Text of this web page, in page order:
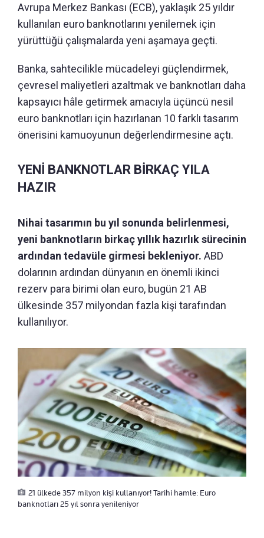
Avrupa Merkez Bankası (ECB), yaklaşık 25 yıldır
kullanılan euro banknotlarını yenilemek için
yürüttüğü çalışmalarda yeni aşamaya geçti.
Banka, sahtecilikle mücadeleyi güçlendirmek,
çevresel maliyetleri azaltmak ve banknotları daha
kapsayıcı hâle getirmek amacıyla üçüncü nesil
euro banknotları için hazırlanan 10 farklı tasarım
önerisini kamuoyunun değerlendirmesine açtı.
YENİ BANKNOTLAR BİRKAÇ YILA
HAZIR
Nihai tasarımın bu yıl sonunda belirlenmesi,
yeni banknotların birkaç yıllık hazırlık sürecinin
ardından tedavüle girmesi bekleniyor. ABD
dolarının ardından dünyanın en önemli ikinci
rezerv para birimi olan euro, bugün 21 AB
ülkesinde 357 milyondan fazla kişi tarafından
kullanılıyor.
21 ülkede 357 milyon kişi kullanıyor! Tarihi hamle: Euro
banknotları 25 yıl sonra yenileniyor